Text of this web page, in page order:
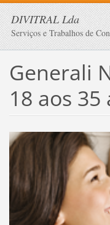
DIVITRAL Lda
Serviços e Trabalhos de
Generali
18 aos 35